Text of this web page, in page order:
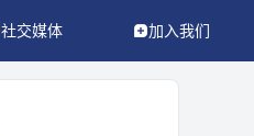
社交媒体 加入我们